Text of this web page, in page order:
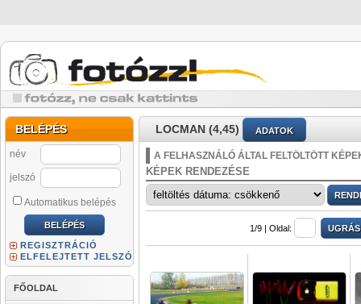
BELÉPÉS
név
jelszó
Automatikus belépés
REGISZTRÁCIÓ
ELFELEJTETT JELSZÓ
FŐOLDAL
LOCMAN (4,45) ADATOK
A FELHASZNÁLÓ ÁLTAL FELTÖLTÖTT
KÉPEK RENDEZÉSE
1/9 | Oldal: